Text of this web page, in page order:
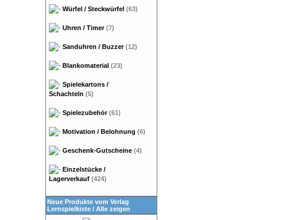
Würfel / Steckwürfel (63)
Uhren / Timer(7)
Sanduhren / Buzzer(12)
Blankomaterial (23)
Spielekartons /
Schachteln (5)
Spielezubehör(61)
Motivation / Belohnung (6)
Geschenk-Gutscheine (4)
Einzelstücke /
Lagerverkauf (424)
Neue Produkte vom Verlag
Lernspielkiste / Alle zeigen